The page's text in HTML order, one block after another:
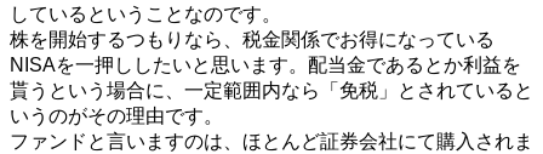
しているということなのです。
株を開始するつもりなら、税金関係でお得になっている
NISAを一押ししたいと思います。配当金であるとか利益を
貰うという場合に、一定範囲内なら「免税」とされていると
いうのがその理由です。
ファンドと言いますのは、ほとんど証券会社にて購入されま